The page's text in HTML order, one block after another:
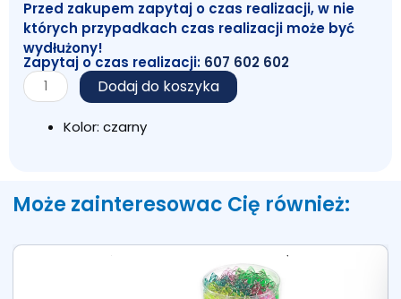
Przed zakupem zapytaj o czas realizacji, w nie
których przypadkach czas realizacji może być
wydłużony!
Zapytaj o czas realizacji: 607 602 602
ilość
Teczka
Lakierowana
Dodaj do koszyka
Kolor: czarny
Może zainteresowac Cię również: